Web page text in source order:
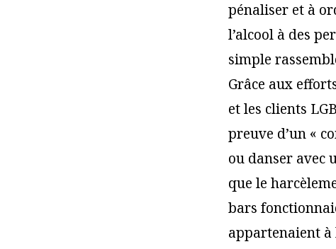
pénaliser et à
l’alcool à des
simple
Grâce aux
et les clients
preuve d’un «
ou danser avec
que le
bars
appartenaient à